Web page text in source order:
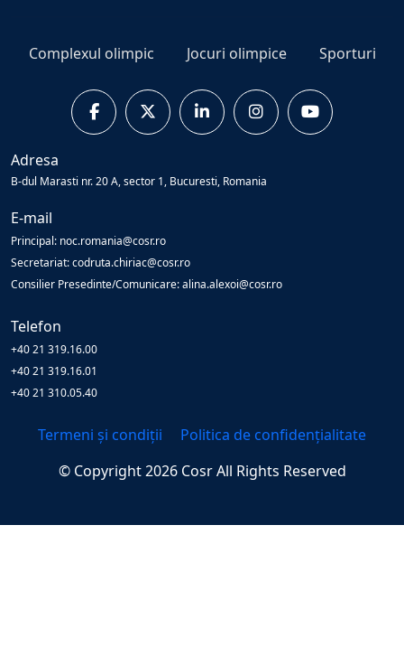
Complexul olimpic Jocuri olimpice Sporturi
Adresa
B-dul Marasti nr. 20 A, sector 1, Bucuresti, Romania
E-mail
Principal: noc.romania@cosr.ro
Secretariat: codruta.chiriac@cosr.ro
Consilier Presedinte/Comunicare: alina.alexoi@cosr.ro
Telefon
+40 21 319.16.00
+40 21 319.16.01
+40 21 310.05.40
Termeni și condiții
Politica de confidențialitate
© Copyright2026 CosrAll Rights Reserved